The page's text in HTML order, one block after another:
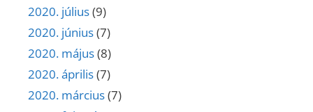
2020. július(9)
2020. június(7)
2020. május(8)
2020. április(7)
2020. március(7)